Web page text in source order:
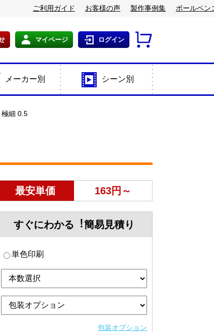
ご利用ガイド お客様の声 製作事例集 ボールペン
マイページ ログイン
メーカー別 シーン別
極細 0.5
最安単価 163円～
すぐにわかる︕簡易見積り
単色印刷
包装オプション